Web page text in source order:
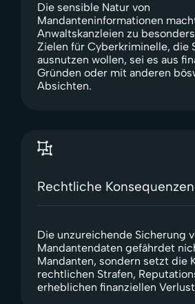
Die sensible Natur von
Mandanteninformationen
Anwaltskanzleien zu
Zielen für Cyberkriminelle, die
ausnutzen wollen, sei es aus
Gründen oder mit anderen
Absichten.
Rechtliche
Die unzureichende Sicherung
Mandantendaten gefährdet
Mandanten, sondern setzt die
rechtlichen Strafen,
erheblichen finanziellen